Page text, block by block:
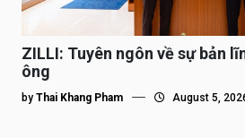
ZILLI: Tuyên ngôn về sự bản
ông
by Thai Khang Pham August 5,